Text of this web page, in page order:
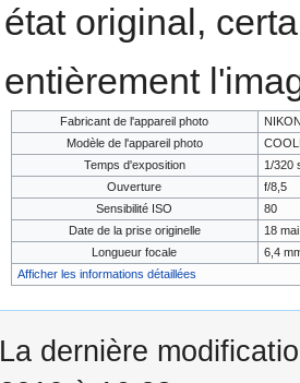
état original,
entièrement
Fabricant de l'appareil photo
Modèle de l'appareil photo
Temps d'exposition
1/320
Ouverture
f/8,5
Sensibilité ISO
80
Date de la prise originelle
18
Longueur focale
6,4
Afficher les informations détaillées
La dernière